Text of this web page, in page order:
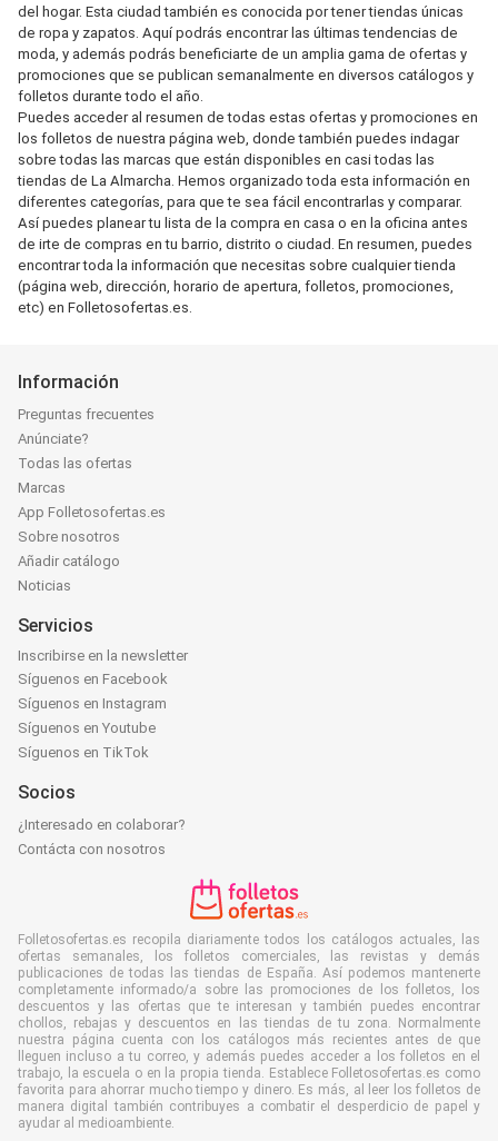
del hogar. Esta ciudad también es conocida por tener tiendas únicas
de ropa y zapatos. Aquí podrás encontrar las últimas tendencias de
moda, y además podrás beneficiarte de un amplia gama de ofertas y
promociones que se publican semanalmente en diversos catálogos y
folletos durante todo el año.
Puedes acceder al resumen de todas estas ofertas y promociones en
los folletos de nuestra página web, donde también puedes indagar
sobre todas las marcas que están disponibles en casi todas las
tiendas de La Almarcha. Hemos organizado toda esta información en
diferentes categorías, para que te sea fácil encontrarlas y comparar.
Así puedes planear tu lista de la compra en casa o en la oficina antes
de irte de compras en tu barrio, distrito o ciudad. En resumen, puedes
encontrar toda la información que necesitas sobre cualquier tienda
(página web, dirección, horario de apertura, folletos, promociones,
etc) en Folletosofertas.es.
Información
Preguntas frecuentes
Anúnciate?
Todas las ofertas
Marcas
App Folletosofertas.es
Sobre nosotros
Añadir catálogo
Noticias
Servicios
Inscribirse en la newsletter
Síguenos en Facebook
Síguenos en Instagram
Síguenos en Youtube
Síguenos en TikTok
Socios
¿Interesado en colaborar?
Contácta con nosotros
Folletosofertas.es recopila diariamente todos los catálogos actuales, las
ofertas semanales, los folletos comerciales, las revistas y demás
publicaciones de todas las tiendas de España. Así podemos mantenerte
completamente informado/a sobre las promociones de los folletos, los
descuentos y las ofertas que te interesan y también puedes encontrar
chollos, rebajas y descuentos en las tiendas de tu zona. Normalmente
nuestra página cuenta con los catálogos más recientes antes de que
lleguen incluso a tu correo, y además puedes acceder a los folletos en el
trabajo, la escuela o en la propia tienda. Establece Folletosofertas.es como
favorita para ahorrar mucho tiempo y dinero. Es más, al leer los folletos de
manera digital también contribuyes a combatir el desperdicio de papel y
ayudar al medioambiente.